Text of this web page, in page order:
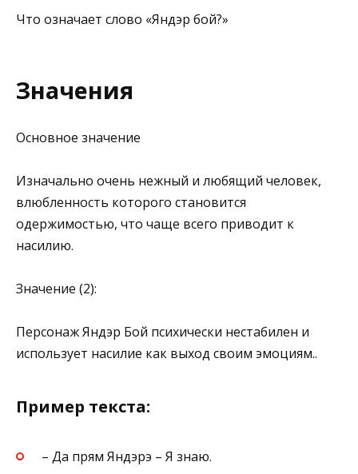
Что означает слово «Яндэр бой?»
Значения
Основное значение
Изначально очень нежный и любящий человек,
влюбленность которого становится
одержимостью, что чаще всего приводит к
насилию.
Значение (2):
Персонаж Яндэр Бой психически нестабилен и
использует насилие как выход своим эмоциям..
Пример текста:
– Да прям Яндэрэ – Я знаю.